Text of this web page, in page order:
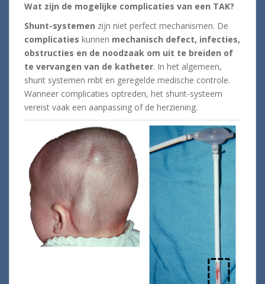
Wat zijn de mogelijke complicaties van een TAK?
Shunt-systemen zijn niet perfect mechanismen. De
complicaties kunnen mechanisch defect, infecties,
obstructies en de noodzaak om uit te breiden of
te vervangen van de katheter. In het algemeen,
shunt systemen mbt en geregelde medische controle.
Wanneer complicaties optreden, het shunt-systeem
vereist vaak een aanpassing of de herziening.